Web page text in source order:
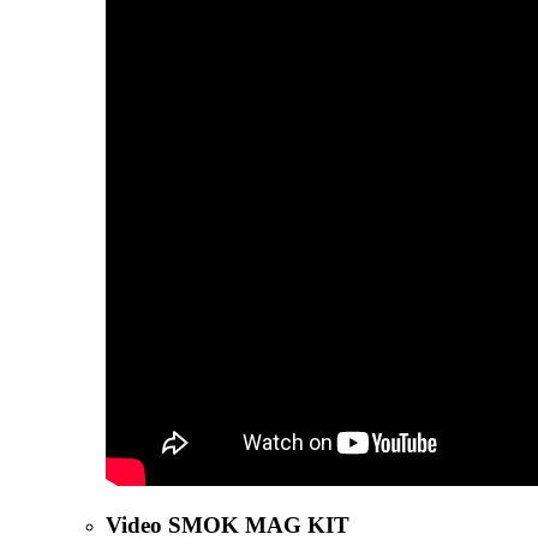
Video SMOK MAG KIT